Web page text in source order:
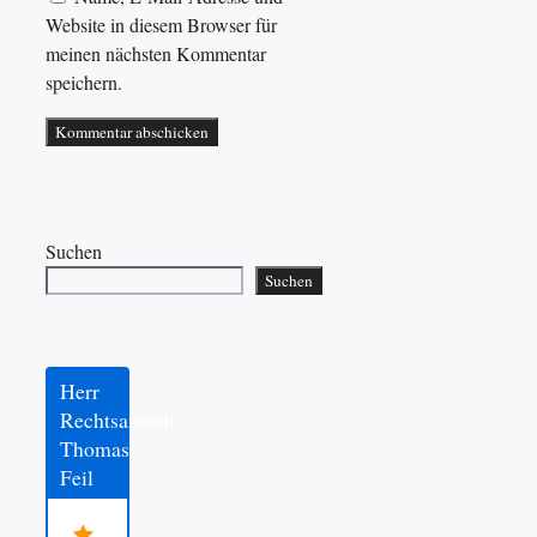
Website in diesem Browser für
meinen nächsten Kommentar
speichern.
Suchen
Suchen
Herr
Rechtsanwalt
Thomas
Feil